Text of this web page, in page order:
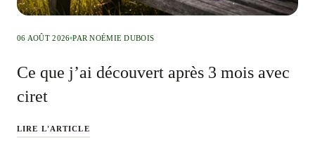
06 AOÛT 2026 PAR NOÉMIE DUBOIS
Ce que j’ai découvert après 3 mois avec
ciret
LIRE L'ARTICLE